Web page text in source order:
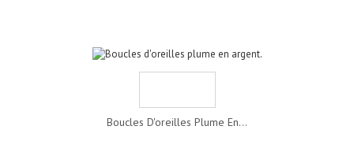
Boucles D'oreilles Plume En...